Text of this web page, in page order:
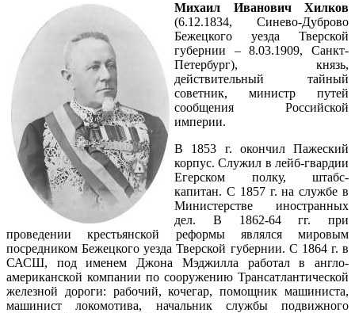
Михаил Иванович Хилков
(6.12.1834, Синево-Дуброво
Бежецкого уезда Тверской
губернии – 8.03.1909, Санкт-
Петербург), князь,
действительный тайный
советник, министр путей
сообщения Российской
империи.
В 1853 г. окончил Пажеский
корпус. Служил в лейб-гвардии
Егерском полку, штабс-
капитан. С 1857 г. на службе в
Министерстве иностранных
дел. В 1862-64 гг. при
проведении крестьянской реформы являлся мировым
посредником Бежецкого уезда Тверской губернии. С 1864 г. в
САСШ, под именем Джона Мэджилла работал в англо-
американской компании по сооружению Трансатлантической
железной дороги: рабочий, кочегар, помощник машиниста,
машинист локомотива, начальник службы подвижного